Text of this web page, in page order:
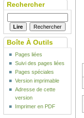
Rechercher
Boîte À Outils
Pages liées
Suivi des pages liées
Pages spéciales
Version imprimable
Adresse de cette
version
Imprimer en PDF